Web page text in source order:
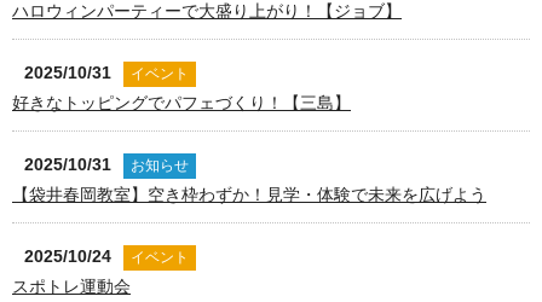
ハロウィンパーティーで大盛り上がり！【ジョブ】
2025/10/31 イベント
好きなトッピングでパフェづくり！【三島】
2025/10/31 お知らせ
【袋井春岡教室】空き枠わずか！見学・体験で未来を広げよう
2025/10/24 イベント
スポトレ運動会